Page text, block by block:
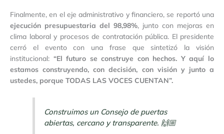
Finalmente, en el eje administrativo y financiero, se reportó una
ejecución presupuestaria del 98,98%, junto con mejoras en
clima laboral y procesos de contratación pública. El presidente
cerró el evento con una frase que sintetizó la visión
institucional: “El futuro se construye con hechos. Y aquí lo
estamos construyendo, con decisión, con visión y junto a
ustedes, porque TODAS LAS VOCES CUENTAN”.
Construimos un Consejo de puertas
abiertas, cercano y transparente. 🙌🏼